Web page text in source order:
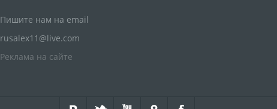
Пишите нам на email
rusalex11@live.com
Реклама на сайте